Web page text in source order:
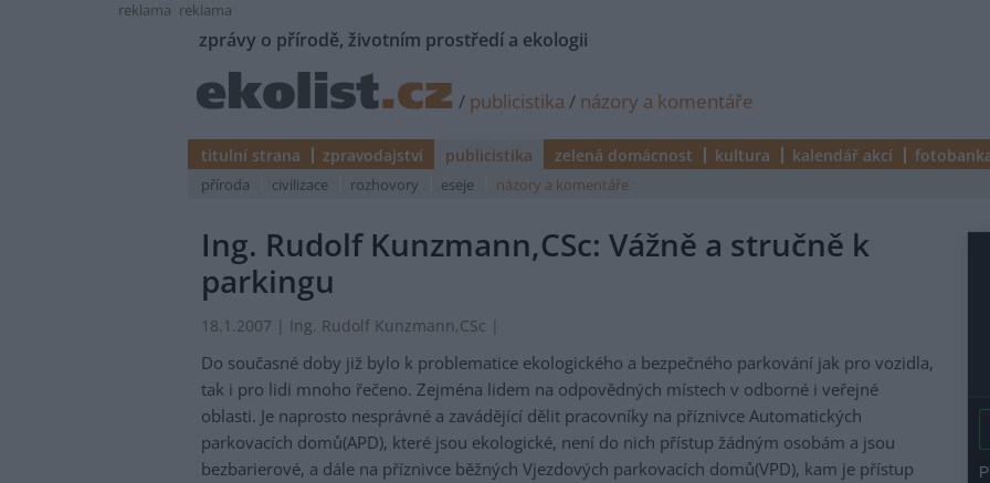
reklama reklama
zprávy o přírodě, životním prostředí a ekologii
/ publicistika / názory a komentáře
titulní strana zpravodajství publicistika zelená domácnost kultura kalendář akcí
příroda civilizace rozhovory eseje názory a komentáře
Ing. Rudolf Kunzmann,CSc: Vážně a stručně k
parkingu
18.1.2007 | Ing. Rudolf Kunzmann,CSc |
Do současné doby již bylo k problematice ekologického a bezpečného parkování jak pro vozidla,
tak i pro lidi mnoho řečeno. Zejména lidem na odpovědných místech v odborné i veřejné
oblasti. Je naprosto nesprávné a zavádějící dělit pracovníky na příznivce Automatických
parkovacích domů(APD), které jsou ekologické, není do nich přístup žádným osobám a jsou
bezbarierové, a dále na příznivce běžných Vjezdových parkovacích domů(VPD), kam je přístup